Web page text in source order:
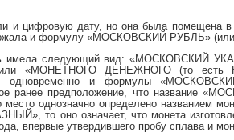
и цифровую дату, но она была помещена
и формулу «МОСКОВСКИЙ РУБЛЬ»
имела следующий вид: «МОСКОВСКИЙ
«МОНЕТНОГО ДЕНЕЖНОГО (то есть
одновременно и формулы
ранее предположение, что название
место однозначно определено названием
то оно означает, что монета
впервые утвердившего пробу сплава и